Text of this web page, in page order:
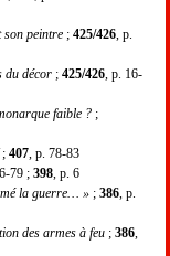
son peintre ; 425/426 , p.
du décor ; 425/426 , p. 16-
faible ? ;
; 407 , p. 78-83
79 ; 398 , p. 6
la guerre… » ; 386 , p.
des armes à feu ; 386